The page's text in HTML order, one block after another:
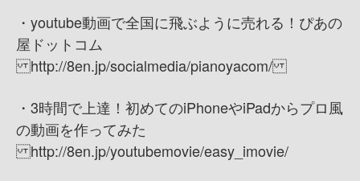
・youtube動画で全国に飛ぶように売れる！ぴあの
屋ドットコム
http://8en.jp/socialmedia/pianoyacom/
・3時間で上達！初めてのiPhoneやiPadからプロ風
の動画を作ってみた
http://8en.jp/youtubemovie/easy_imovie/